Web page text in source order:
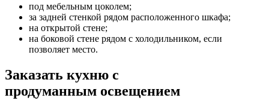
под мебельным цоколем;
за задней стенкой рядом расположенного шкафа;
на открытой стене;
на боковой стене рядом с холодильником, если
позволяет место.
Заказать кухню с
продуманным освещением